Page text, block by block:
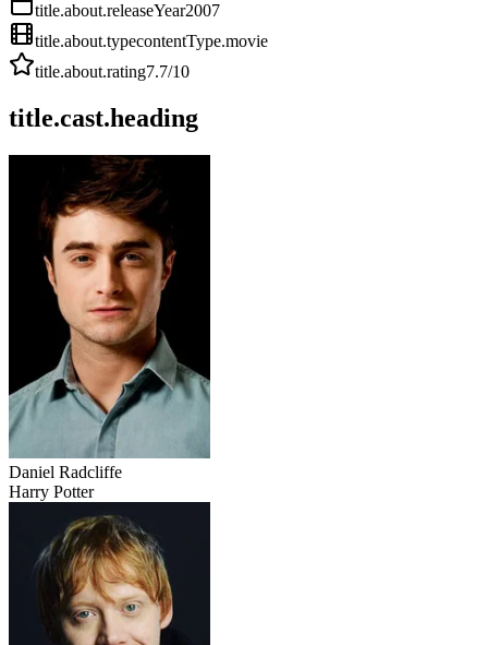
title.about.releaseYear2007
title.about.typecontentType.movie
title.about.rating7.7/10
title.cast.heading
Daniel Radcliffe
Harry Potter